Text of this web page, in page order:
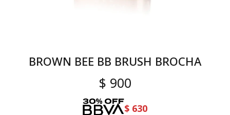
BROWN BEE BB BRUSH BROCHA
$ 900
$ 630